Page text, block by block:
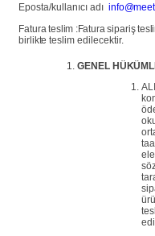
Eposta/kullanıcı adı
Faturateslim :Faturasipariş
birlikteteslim edilecektir.
GENEL